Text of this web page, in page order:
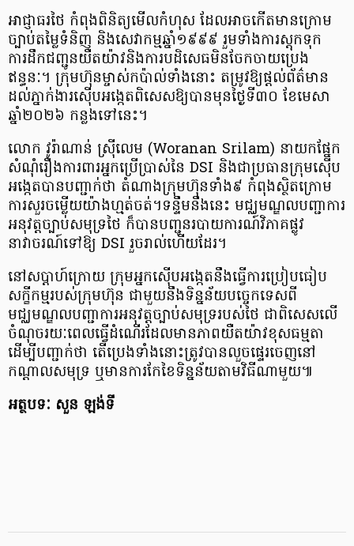
អាជ្ញាធរថៃ កំពុងពិនិត្យមើលកំហុស ដែលអាចកើតមានក្រោម
ច្បាប់តម្លៃទំនិញ និងសេវាកម្មឆ្នាំ១៩៩៩ រួមទាំងការស្តុកទុក
ការដឹកជញ្ជូនយឺតយ៉ាវនិងការបដិសេធមិនចែកចាយប្រេង
ឥន្ធនៈ។ ក្រុមហ៊ុនម្ចាស់កប៉ាល់ទាំងនោះ តម្រូវឱ្យផ្តល់ព័ត៌មាន
ដល់ភ្នាក់ងារស៊ើបអង្កេតពិសេសឱ្យបានមុនថ្ងៃទី៣០ ខែមេសា
ឆ្នាំ២០២៦ កន្លងទៅនេះ។
លោក វូរ៉ាណាន់ ស៊្រីលេម (Woranan Srilam) នាយកផ្នែក
សំណុំរឿងការពារអ្នកប្រើប្រាស់នៃ DSI និងជាប្រធានក្រុមស៊ើប
អង្កេតបានបញ្ជាក់ថា តំណាងក្រុមហ៊ុនទាំង៩ កំពុងស្ថិតក្រោម
ការសួរចម្លើយយ៉ាងហ្មត់ចត់។ទន្ទឹមនឹងនេះ មជ្ឈមណ្ឌលបញ្ជាការ
អនុវត្តច្បាប់សមុទ្រថៃ ក៏បានបញ្ជូនរបាយការណ៍វិភាគផ្លូវ
នាវាចរណ៍ទៅឱ្យ DSI រួចរាល់ហើយដែរ។
នៅសប្តាហ៍ក្រោយ ក្រុមអ្នកស៊ើបអង្កេតនឹងធ្វើការប្រៀបធៀប
សក្ខីកម្មរបស់ក្រុមហ៊ុន ជាមួយនឹងទិន្នន័យបច្ចេកទេសពី
មជ្ឈមណ្ឌលបញ្ជាការអនុវត្តច្បាប់សមុទ្ររបស់ថៃ ជាពិសេសលើ
ចំណុចរយៈពេលធ្វើដំណើរដែលមានភាពយឺតយ៉ាវខុសធម្មតា
ដើម្បីបញ្ជាក់ថា តើប្រេងទាំងនោះត្រូវបានលួចផ្ទេរចេញនៅ
កណ្តាលសមុទ្រ ឬមានការកែខៃទិន្នន័យតាមវិធីណាមួយ៕
អត្ថបទៈ សួន ឡង់ទី